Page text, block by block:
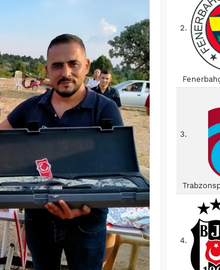
2.
3.
4.